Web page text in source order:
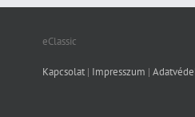
eClassic
Kapcsolat| Impresszum |